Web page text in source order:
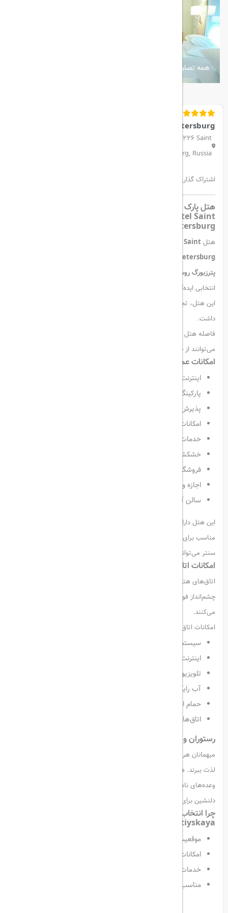
همه تصاویر
Park Inn by Radisson Pribaltiyskaya St Petersburg
Ulitsa Korablestroyteley 14, Vasileostrovskiy, 199226 Saint
Petersburg, Russia.
اشتراک گذاری:
Inn by Radisson Pribaltiyskaya Hotel Saint
Petersburg
هتل Park Inn by Radisson Pribaltiyskaya Hotel Saint
Petersburg
پترزبورگ روسیه
انتخابی ایده‌آل برای سفرهای کاری و تفریحی به شمار می‌رود. با اقامت در
این هتل، تجربه‌ای به‌یادماندنی از سفر به دومین شهر بزرگ روسیه خواهید
داشت.
می‌توانند از خدمات ترانسفر فرودگاهی با هزینه جداگانه استفاده کنند.
امکانات عمومی هتل پارک این بای رادیسون پریبالتیسکایا
اینترنت وای‌فای رایگان در سراسر هتل
پارکینگ عمومی رایگان بدون نیاز به رزرو
پذیرش ۲۴ ساعته و خدمات روم‌سرویس
امکانات ویژه برای افراد کم‌توان و ویلچری
خدمات تبدیل ارز در صرافی هتل
خشکشویی، لباسشویی و اتوکشی (با هزینه مجزا)
فروشگاه سوغاتی در لابی
اجازه ورود حیوانات خانگی با هماهنگی قبلی
سالن آرایشی و زیبایی
این هتل دارای
مناسب برای مسافران کاری محسوب می‌شود. همچنین در بخش بیزینس
سنتر می‌توانید از خدمات فکس و کپی با هزینه جداگانه استفاده کنید.
امکانات اتاق‌های هتل
چشم‌انداز فوق‌العاده از شهر، اقامتی آرامش‌بخش برای میهمانان فراهم
می‌کنند.
امکانات اتاق‌ها شامل:
سیستم تهویه مطبوع
اینترنت رایگان
تلویزیون صفحه‌تخت
آب رایگان
حمام اختصاصی مجهز به لوازم بهداشتی
اتاق‌های خانوادگی برای اقامت راحت‌تر گروه‌ها و خانواده‌ها
رستوران و کافه هتل
میهمانان هر صبح می‌توانند از
لذت ببرند. همچنین رستوران‌های هتل انواع غذاهای روسی و اروپایی را برای
وعده‌های ناهار و شام سرو می‌کنند. کافی‌شاپ مجموعه نیز محیطی
دلنشین برای صرف نوشیدنی‌های گرم و سرد فراهم کرده است.
Pribaltiyskaya؟
موقعیت عالی در سن پترزبورگ
امکانات کامل برای سفرهای کاری و تفریحی
خدمات حرفه‌ای و کادر چندزبانه (انگلیسی، روسی، ترکی، آذری)
مناسب برای خانواده‌ها و حتی مسافران همراه با حیوان خانگی